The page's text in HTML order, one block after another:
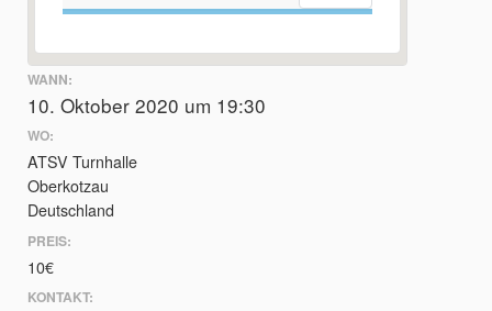
WANN:
10. Oktober 2020 um 19:30
WO:
ATSV Turnhalle
Oberkotzau
Deutschland
PREIS:
10€
KONTAKT: